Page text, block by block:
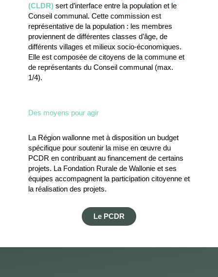
(CLDR) sert d’interface entre la population et le
Conseil communal. Cette commission est
représentative de la population : les membres
proviennent de différentes classes d’âge, de
différents villages et milieux socio-économiques.
Elle est composée de citoyens de la commune et
de représentants du Conseil communal (max.
1/4).
Des moyens pour agir
La Région wallonne met à disposition un budget
spécifique pour soutenir la mise en œuvre du
PCDR en contribuant au financement de certains
projets. La Fondation Rurale de Wallonie et ses
équipes accompagnent la participation citoyenne et
la réalisation des projets.
Le PCDR